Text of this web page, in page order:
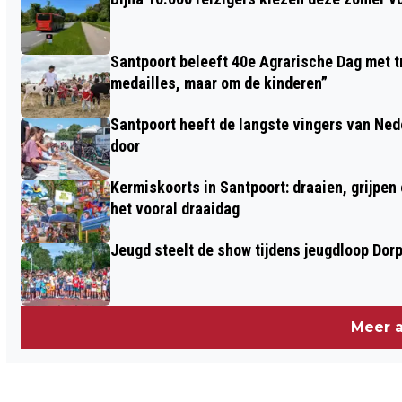
SINDS 9 JAAR GEDAALD
Santpoort beleeft 40e Agrarische Dag met
medailles, maar om de kinderen”
Santpoort heeft de langste vingers van
door
Kermiskoorts in Santpoort: draaien, grijpen
het vooral draaidag
Jeugd steelt de show tijdens jeugdloop
Meer